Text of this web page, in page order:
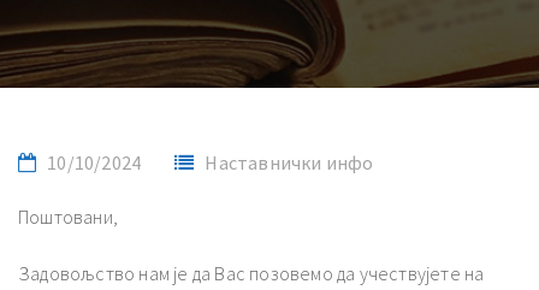
10/10/2024 Наставнички инфо
Поштовани,
Задовољство нам је да Вас позовемо да учествујете на